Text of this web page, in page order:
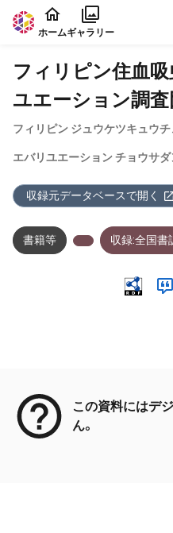
本文に飛ぶ
ホームギャラリー
フィリピン住血
ユエーション調
フィリピン ジュウケツキュウ
エバリユエーション チョウサ
収録元データベースで開く
書籍等 収録:全国書
この資料にはデ
ん。